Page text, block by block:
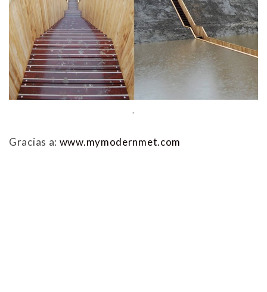
.
Gracias a: www.mymodernmet.com